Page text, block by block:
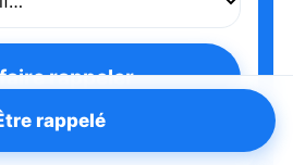
rappeler
rappelé